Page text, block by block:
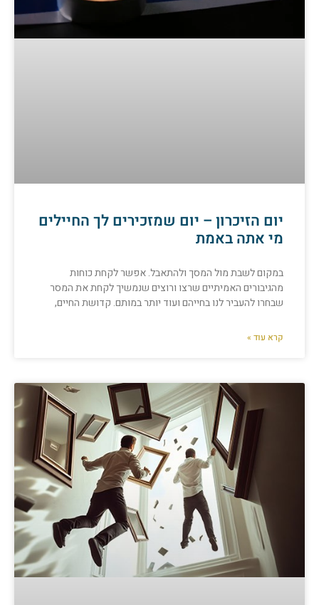
יום הזיכרון – יום שמזכירים לך החיילים
מי אתה באמת
במקום לשבת מול המסך ולהתאבל. אפשר לקחת כוחות
מהגיבורים האמיתיים שרצו ורוצים שנמשיך לקחת את המסר
שבחרו להעביר לנו בחייהם ועוד יותר במותם. קדושת החיים,
קרא עוד »